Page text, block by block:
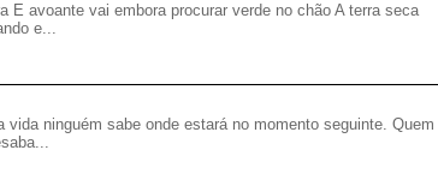
E avoante vai embora procurar verde no chão A terra seca
e...
vida ninguém sabe onde estará no momento seguinte. Quem